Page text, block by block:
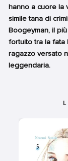
hanno a cuore la
simile tana di
Boogeyman, il
fortuito tra la fata
ragazzo versato
leggendaria.